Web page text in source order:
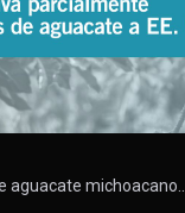
aguacate michoacano…